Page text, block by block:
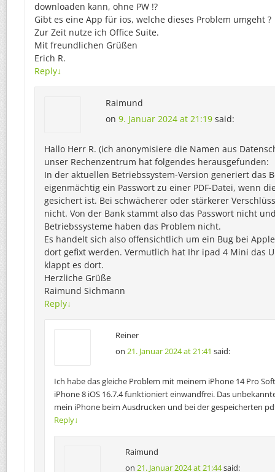
downloaden kann, ohne PW !?
Gibt es eine App für ios, welche dieses Problem umgeht ?
Zur Zeit nutze ich Office Suite.
Mit freundlichen Grüßen
Erich R.
Reply↓
Raimund
on 9. Januar 2024 at 21:19 said:
Hallo Herr R. (ich anonymisiere die Namen aus
unser Rechenzentrum hat folgendes herausgefunden:
In der aktuellen Betriebssystem-Version generiert das
eigenmächtig ein Passwort zu einer PDF-Datei, wenn
gesichert ist. Bei schwächerer oder stärkerer
nicht. Von der Bank stammt also das Passwort nicht
Betriebssysteme haben das Problem nicht.
Es handelt sich also offensichtlich um ein Bug bei
dort gefixt werden. Vermutlich hat Ihr ipad 4 Mini das
klappt es dort.
Herzliche Grüße
Raimund Sichmann
Reply↓
Reiner
on 21. Januar 2024 at 21:41 said:
Ich habe das gleiche Problem mit meinem iPhone 14 Pro
iPhone 8 iOS 16.7.4 funktioniert einwandfrei. Das
mein iPhone beim Ausdrucken und bei der gespeicherten
Reply↓
Raimund
on 21. Januar 2024 at 21:44said: